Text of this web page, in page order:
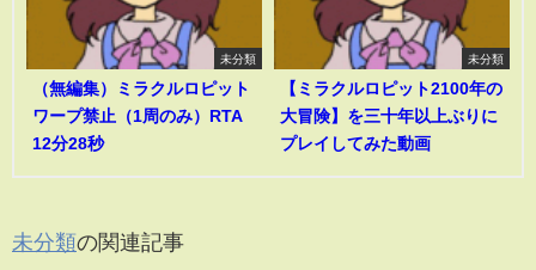
未分類
（無編集）ミラクルロピット
ワープ禁止（1周のみ）RTA
12分28秒
未分類
【ミラクルロピット2100年の
大冒険】を三十年以上ぶりに
プレイしてみた動画
未分類の関連記事